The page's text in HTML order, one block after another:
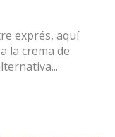
exprés, aquí
la crema de